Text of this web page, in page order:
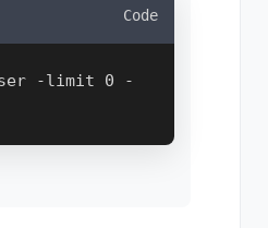
Code
-limit 0 -